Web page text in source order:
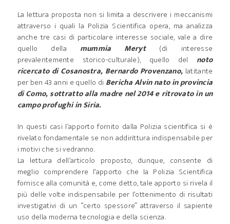
La lettura proposta non si limita a descrivere i meccanismi
attraverso i quali la Polizia Scientifica opera, ma analizza
anche tre casi di particolare interesse sociale, vale a dire
quello della mummia Meryt(di interesse
prevalentemente storico-culturale), quello del noto
ricercato di Cosanostra, Bernardo Provenzano, latitante
per ben 43 anni e quello di Bericha Alvin nato in provincia
di Como, sottratto alla madre nel 2014 e ritrovato in un
campo profughi in Siria.
In questi casi l’apporto fornito dalla Polizia scientifica si è
rivelato fondamentale se non addirittura indispensabile per
i motivi che si vedranno.
La lettura dell’articolo proposto, dunque, consente di
meglio comprendere l’apporto che la Polizia Scientifica
fornisce alla comunità e, come detto, tale apporto si rivela il
più delle volte indispensabile per l’ottenimento di risultati
investigativi di un “certo spessore” attraverso il sapiente
uso della moderna tecnologia e della scienza.